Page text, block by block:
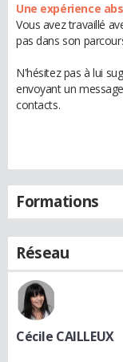
Une expérience
Vous avez travaillé
pas dans son
N'hésitez pas à lui
envoyant un
contacts.
Formations
Réseau
Cécile CAILLEUX